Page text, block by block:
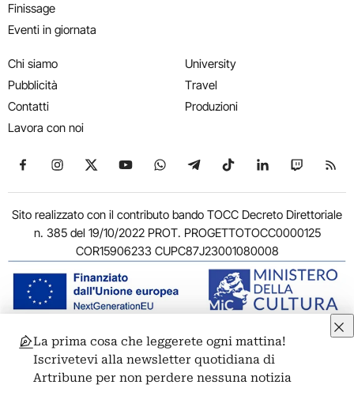
Finissage
Eventi in giornata
Chi siamo
Pubblicità
Contatti
Lavora con noi
University
Travel
Produzioni
Seguici su Facebook
Seguici su Instagram
Seguici su X
Seguici su YouTube
Seguici su WhatsApp
Seguici su Telegram
Seguici su TikTok
Seguici su
Seguici
Sito realizzato con il contributo bando TOCC Decreto Direttoriale
n. 385 del 19/10/2022 PROT. PROGETTOTOCC0000125
COR15906233 CUPC87J23001080008
© 2011-2026 ARTRIBUNE srl – Corso Vittorio Emanuele II, 287 –
00186 Roma - P.I. 11381581005
Privacy: Responsabile della protezione dei dati personali
La prima cosa che leggerete ogni mattina!
Iscrivetevi alla newsletter quotidiana di
Artribune per non perdere nessuna notizia